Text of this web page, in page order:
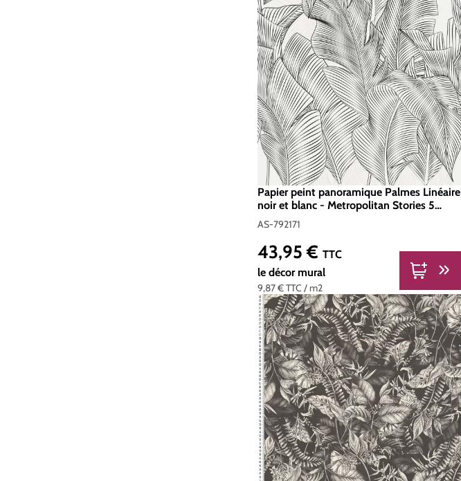
Papier peint panoramique Palmes Linéaire
noir et blanc - Metropolitan Stories 5
Vibes & Styles d'A.S. Création | Réf. AS-
792171
AS-792171
9,87 €TTC / m2
Prix régulier :
43,95 € TTC
le décor mural